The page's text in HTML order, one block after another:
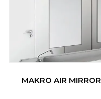
MAKRO AIR MIRROR